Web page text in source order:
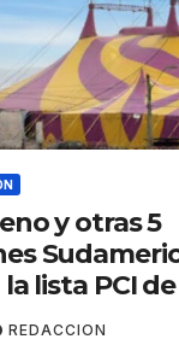
y otras 5
lista PCI
REDACCION